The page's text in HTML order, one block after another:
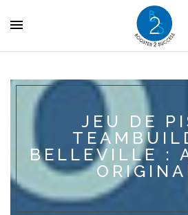
JEU DE
BELLEVILLE :
Panneau de gestion des cookies